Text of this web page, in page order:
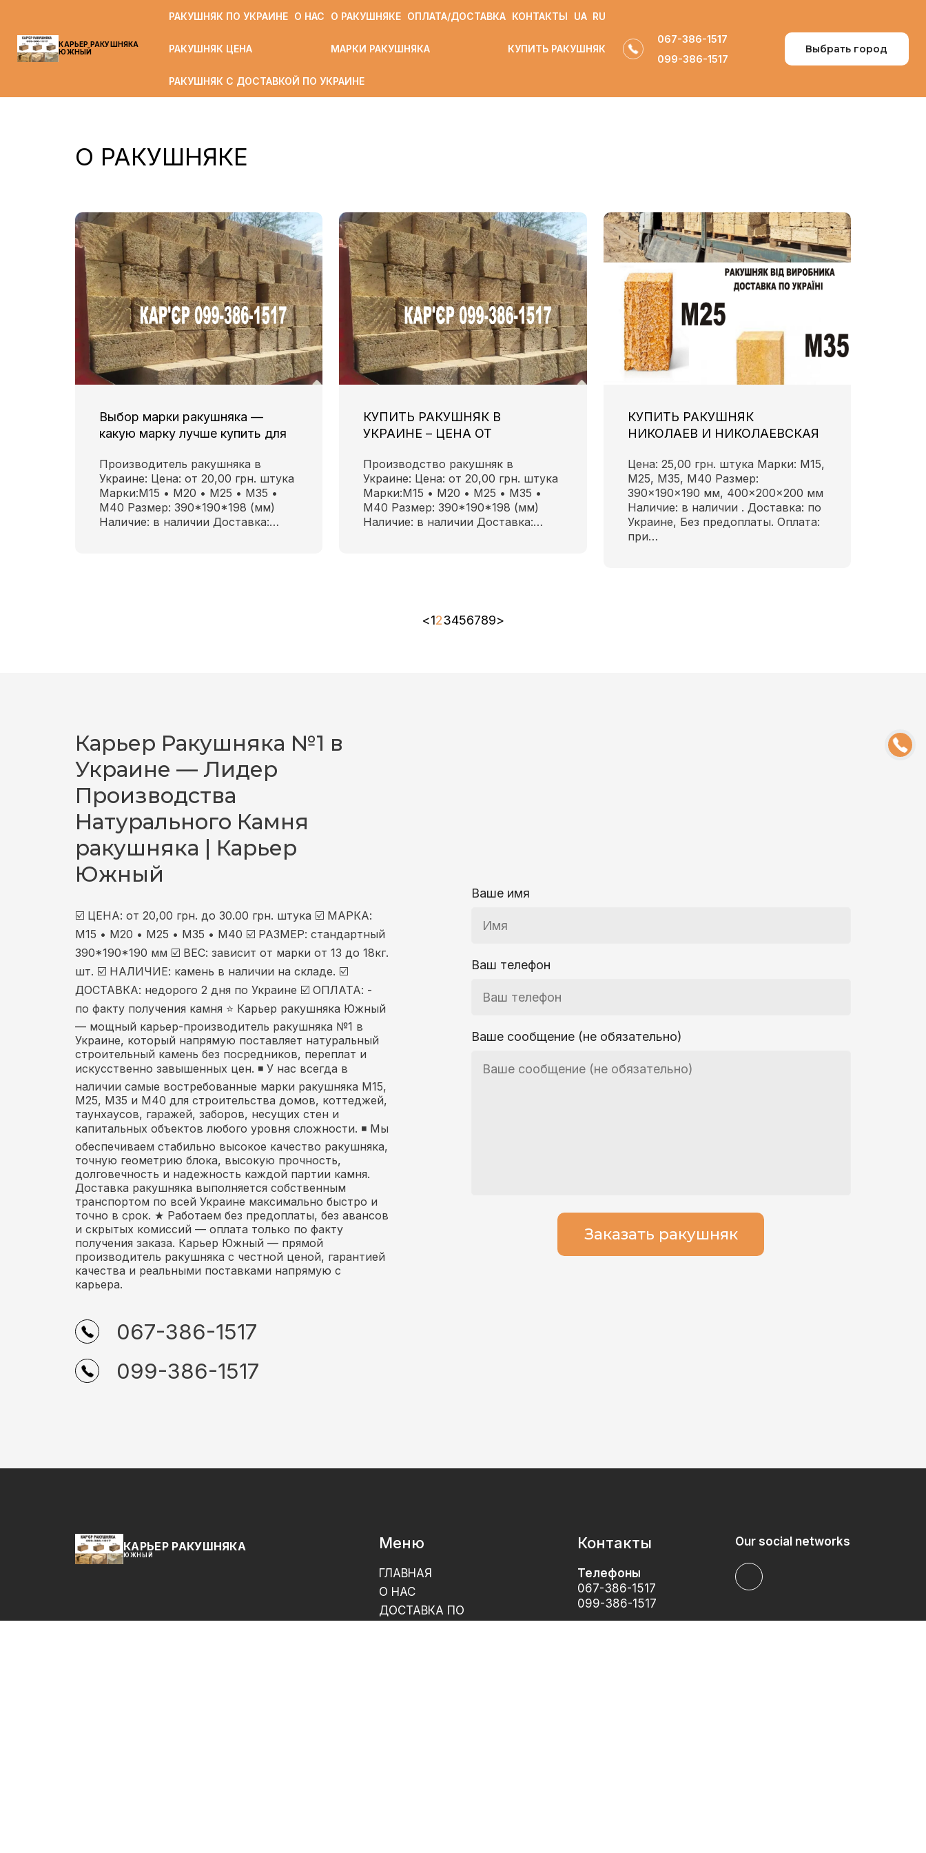
КАРЬЕР РАКУШНЯКА
ЮЖНЫЙ
РАКУШНЯК ПО УКРАИНЕ О НАС О РАКУШНЯКЕ ОПЛАТА/ДОСТАВКА КОНТАКТЫ UA RU
РАКУШНЯК ЦЕНА МАРКИ РАКУШНЯКА КУПИТЬ РАКУШНЯК
РАКУШНЯК С ДОСТАВКОЙ ПО УКРАИНЕ
067-386-1517
099-386-1517
Выбрать город
О РАКУШНЯКЕ
Выбор марки ракушняка —
какую марку лучше купить для
Производитель ракушняка в
Украине: Цена: от 20,00 грн. штука
Марки:М15 • М20 • М25 • М35 •
М40 Размер: 390*190*198 (мм)
Наличие: в наличии Доставка:…
КУПИТЬ РАКУШНЯК В
УКРАИНЕ – ЦЕНА ОТ
Производство ракушняк в
Украине: Цена: от 20,00 грн. штука
Марки:М15 • М20 • М25 • М35 •
М40 Размер: 390*190*198 (мм)
Наличие: в наличии Доставка:…
КУПИТЬ РАКУШНЯК
НИКОЛАЕВ И НИКОЛАЕВСКАЯ
Цена: 25,00 грн. штука Марки: М15,
М25, М35, М40 Размер:
390×190×190 мм, 400×200×200 мм
Наличие: в наличии . Доставка: по
Украине, Без предоплаты. Оплата:
при…
<123456789>
Карьер Ракушняка №1 в
Украине — Лидер
Производства
Натурального Камня
ракушняка | Карьер
Южный
☑️ ЦЕНА: от 20,00 грн. до 30.00 грн. штука ☑️ МАРКА:
М15 • М20 • М25 • М35 • М40 ☑️ РАЗМЕР: стандартный
390*190*190 мм ☑️ ВЕС: зависит от марки от 13 до 18кг.
шт. ☑️ НАЛИЧИЕ: камень в наличии на складе. ☑️
ДОСТАВКА: недорого 2 дня по Украине ☑️ ОПЛАТА: -
по факту получения камня ⭐ Карьер ракушняка Южный
— мощный карьер-производитель ракушняка №1 в
Украине, который напрямую поставляет натуральный
строительный камень без посредников, переплат и
искусственно завышенных цен. ◾ У нас всегда в
наличии самые востребованные марки ракушняка М15,
М25, М35 и М40 для строительства домов, коттеджей,
таунхаусов, гаражей, заборов, несущих стен и
капитальных объектов любого уровня сложности. ◾ Мы
обеспечиваем стабильно высокое качество ракушняка,
точную геометрию блока, высокую прочность,
долговечность и надежность каждой партии камня.
Доставка ракушняка выполняется собственным
транспортом по всей Украине максимально быстро и
точно в срок. ★ Работаем без предоплаты, без авансов
и скрытых комиссий — оплата только по факту
получения заказа. Карьер Южный — прямой
производитель ракушняка с честной ценой, гарантией
качества и реальными поставками напрямую с
карьера.
067-386-1517
099-386-1517
Ваше имя
Ваш телефон
Ваше сообщение (не обязательно)
КАРЬЕР РАКУШНЯКА
ЮЖНЫЙ
Меню
ГЛАВНАЯ
О НАС
ДОСТАВКА ПО
Контакты
Телефоны
067-386-1517
099-386-1517
Our social networks